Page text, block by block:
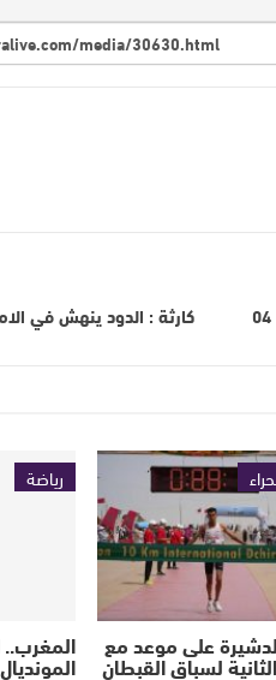
قراءة في الصحف اليومية الصادرة اليوم الثلاثاء 04 كارثة : الدود ينهش في
على موعد مع
لسباق القبطان
رياضة
المغرب..